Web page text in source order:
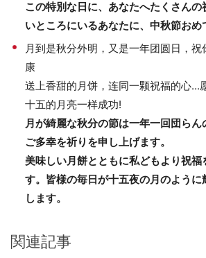
この特別な日に、あなたへたくさん
いところにいるあなたに、中秋節おめ
月到是秋分外明，又是一年团圆日，
康
送上香甜的月饼，连同一颗祝福的心...
十五的月亮一样成功!
月が綺麗な秋分の節は一年一回団らん
ご多幸を祈りを申し上げます。
美味しい月餅とともに私どもより祝福
す。皆様の毎日が十五夜の月のように
します。
関連記事